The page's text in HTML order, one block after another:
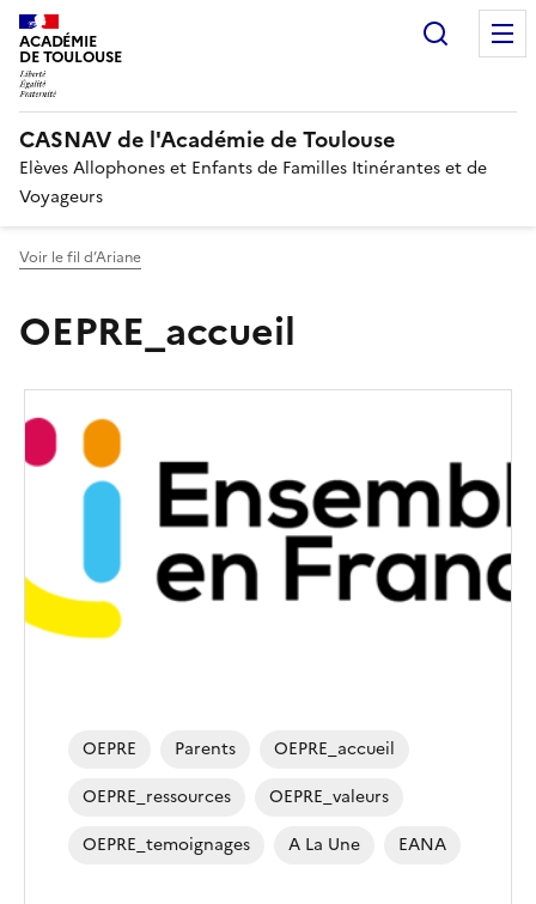
ACADÉMIE
DE TOULOUSE
CASNAV de l'Académie de Toulouse
Elèves Allophones et Enfants de Familles Itinérantes et de
Voyageurs
Voir le fil d’Ariane
OEPRE_accueil
OEPRE Parents
OEPRE_accueil
OEPRE_ressources
OEPRE_valeurs
OEPRE_temoignages
A La Une EANA